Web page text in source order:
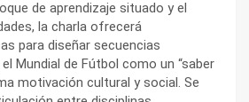
de aprendizaje situado y el
la charla ofrecerá
para diseñar secuencias
Mundial de Fútbol como un “saber
motivación cultural y social. Se